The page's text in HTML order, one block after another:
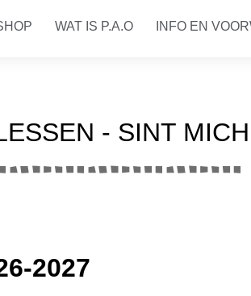
WAT IS P.A.O INFO EN
- SINT
2027